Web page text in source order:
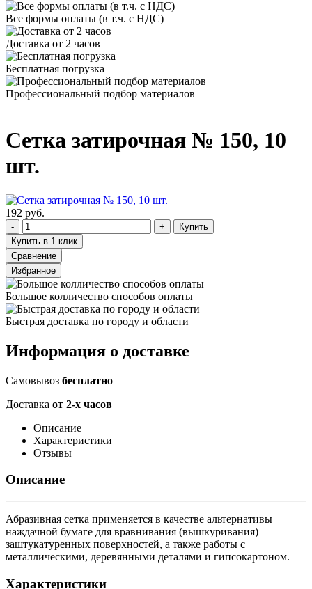
Все формы оплаты (в т.ч. с НДС)
Доставка от 2 часов
Бесплатная погрузка
Профессиональный подбор материалов
Сетка затирочная № 150, 10
шт.
192 руб.
Купить
Купить в 1 клик
Сравнение
Избранное
Большое колличество способов оплаты
Быстрая доставка по городу и области
Информация о доставке
Самовывоз бесплатно
Доставка от 2-х часов
Описание
Характеристики
Отзывы
Описание
Абразивная сетка применяется в качестве альтернативы
наждачной бумаге для вравнивания (вышкуривания)
заштукатуренных поверхностей, а также работы с
металлическими, деревянными деталями и гипсокартоном.
Характеристики